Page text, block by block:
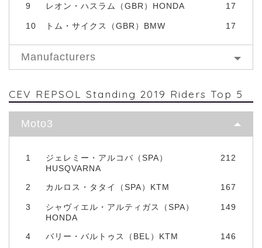
9 レオン・ハスラム（GBR）HONDA 17
10 トム・サイクス（GBR）BMW 17
Manufacturers
CEV REPSOL Standing 2019 Riders Top 5
Moto3
1
ジェレミー・アルコバ（SPA）
HUSQVARNA
212
2 カルロス・タタイ（SPA）KTM 167
3
シャヴィエル・アルティガス（SPA）
HONDA
149
4 バリー・バルトゥス（BEL）KTM 146